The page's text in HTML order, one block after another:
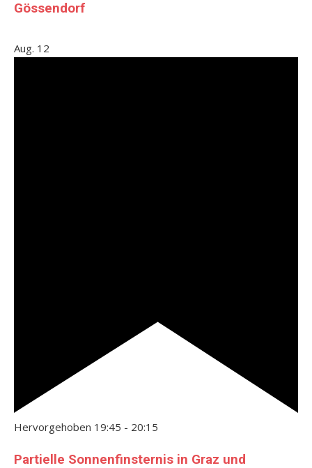
Gössendorf
Aug. 12
Hervorgehoben 19:45 - 20:15
Partielle Sonnenfinsternis in Graz und